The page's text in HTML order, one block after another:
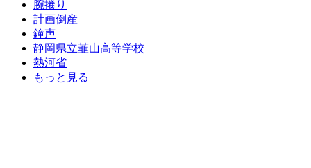
腕捲り
計画倒産
鐘声
静岡県立韮山高等学校
熱河省
もっと見る